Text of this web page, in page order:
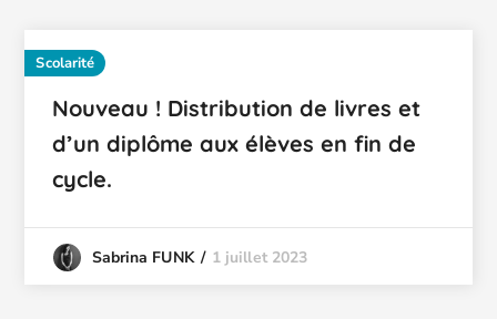
Scolarité
Nouveau ! Distribution de livres et
d’un diplôme aux élèves en fin de
cycle.
Sabrina FUNK 1 juillet 2023